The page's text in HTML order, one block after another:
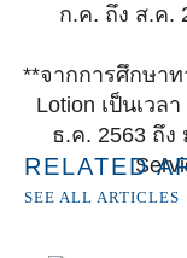
ก.ค. ถึง ส.ค.
**จากการศึกษาท
Lotion เป็นเวล
ธ.ค. 2563 ถึง
RELATED
SEE ALL ARTICLES